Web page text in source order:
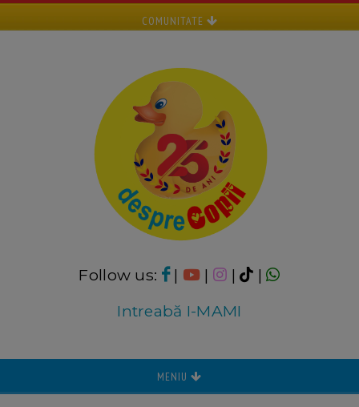
COMUNITATE
Follow us: | | |
|
Intreabă I-MAMI
MENIU